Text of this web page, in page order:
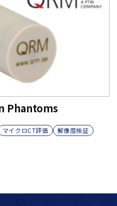
Phantoms
マイクロCT評価 解像度検証